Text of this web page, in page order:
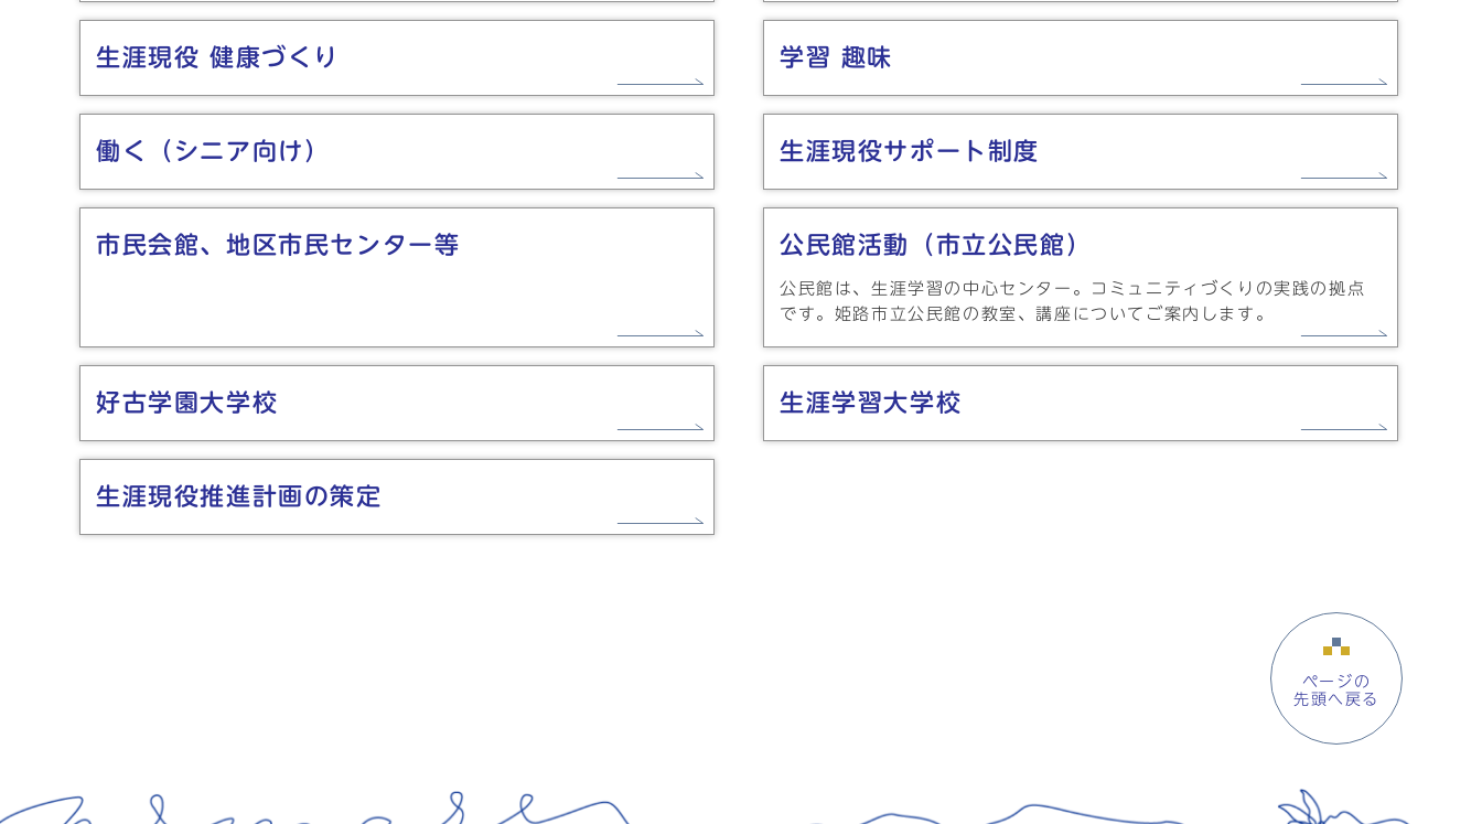
生涯現役 健康づくり 学習 趣味
働く（シニア向け） 生涯現役サポート制度
市民会館、地区市民センター等 公民館活動（市立公民館）
公民館は、生涯学習の中心センター。コミュニティづくりの実践の拠点
です。姫路市立公民館の教室、講座についてご案内します。
好古学園大学校 生涯学習大学校
生涯現役推進計画の策定
ページの
先頭へ戻る